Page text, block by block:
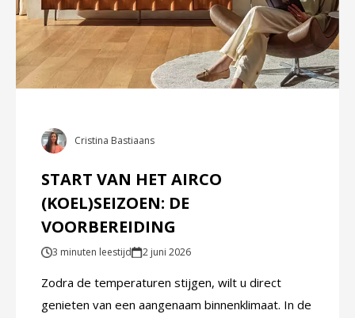
Cristina Bastiaans
START VAN HET AIRCO
(KOEL)SEIZOEN: DE
VOORBEREIDING
3 minuten leestijd 2 juni 2026
Zodra de temperaturen stijgen, wilt u direct
genieten van een aangenaam binnenklimaat. In de